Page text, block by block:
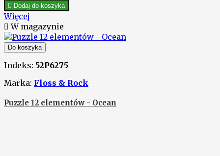
 Dodaj do koszyka
Więcej
 W magazynie
Do koszyka
Indeks: 52P6275
Marka: Floss & Rock
Puzzle 12 elementów - Ocean